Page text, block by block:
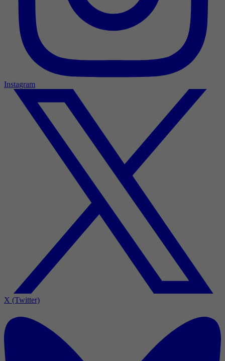
Instagram
X (Twitter)